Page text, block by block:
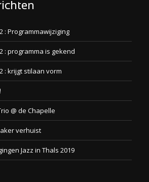
: Programmawijziging
: programma is gekend
: krijgt stilaan vorm
@ de Chapelle
verhuist
Jazz in Thals 2019